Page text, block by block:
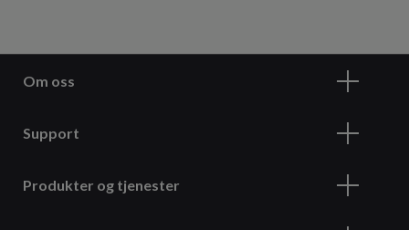
Om oss
Support
Produkter og tjenester